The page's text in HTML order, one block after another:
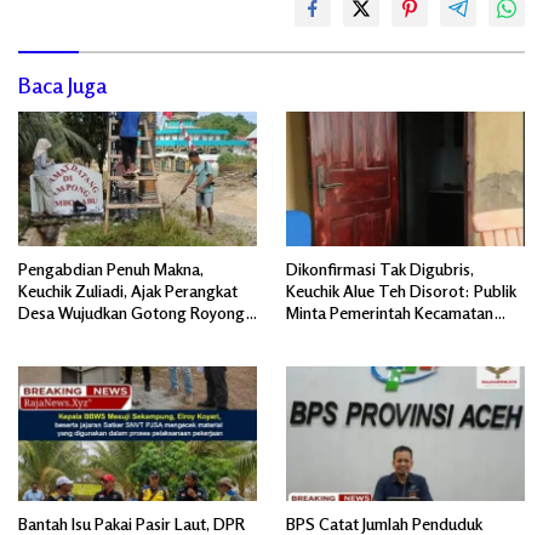
Baca Juga
Pengabdian Penuh Makna,
Keuchik Zuliadi, Ajak Perangkat
Desa Wujudkan Gotong Royong,
Dikonfirmasi Tak Digubris,
Keuchik Alue Teh Disorot: Publik
Minta Pemerintah Kecamatan
Bantah Isu Pakai Pasir Laut, DPR
BPS Catat Jumlah Penduduk